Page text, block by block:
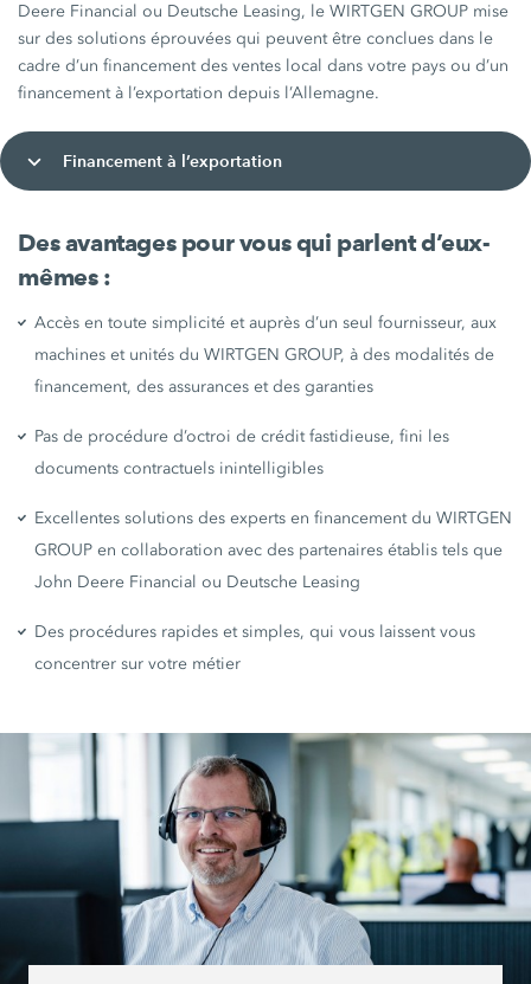
Deere Financial ou Deutsche Leasing, le WIRTGEN GROUP mise
sur des solutions éprouvées qui peuvent être conclues dans le
cadre d’un financement des ventes local dans votre pays ou d’un
financement à l’exportation depuis l’Allemagne.
Financement à l’exportation
Des avantages pour vous qui parlent d’eux-
mêmes :
Accès en toute simplicité et auprès d’un seul fournisseur, aux
machines et unités du WIRTGEN GROUP, à des modalités de
financement, des assurances et des garanties
Pas de procédure d’octroi de crédit fastidieuse, fini les
documents contractuels inintelligibles
Excellentes solutions des experts en financement du WIRTGEN
GROUP en collaboration avec des partenaires établis tels que
John Deere Financial ou Deutsche Leasing
Des procédures rapides et simples, qui vous laissent vous
concentrer sur votre métier